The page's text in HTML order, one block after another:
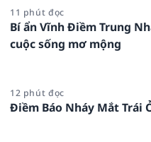
11 phút đọc
Bí ẩn Vĩnh Điềm Trung
cuộc sống mơ mộng
12 phút đọc
Điềm Báo Nháy Mắt Trái